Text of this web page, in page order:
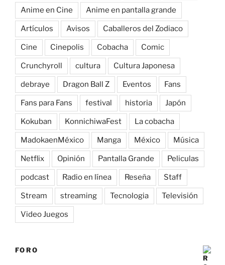
Anime en Cine Anime en pantalla grande
Artículos Avisos Caballeros del Zodiaco
Cine Cinepolis Cobacha Comic
Crunchyroll cultura Cultura Japonesa
debraye Dragon Ball Z Eventos Fans
Fans para Fans festival historia Japón
Kokuban KonnichiwaFest La cobacha
MadokaenMéxico Manga México Música
Netflix Opinión Pantalla Grande Peliculas
podcast Radio en línea Reseña Staff
Stream streaming Tecnologia Televisión
Video Juegos
FORO